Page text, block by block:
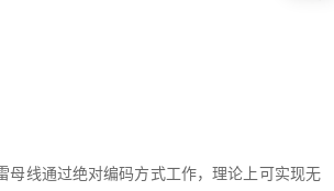
母线通过绝对编码方式工作，理论上可实现无